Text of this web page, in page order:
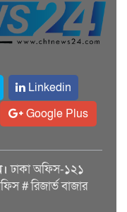
Linkedin
Google Plus
ঢাকা অফিস-১২১
# রিজার্ভ বাজার